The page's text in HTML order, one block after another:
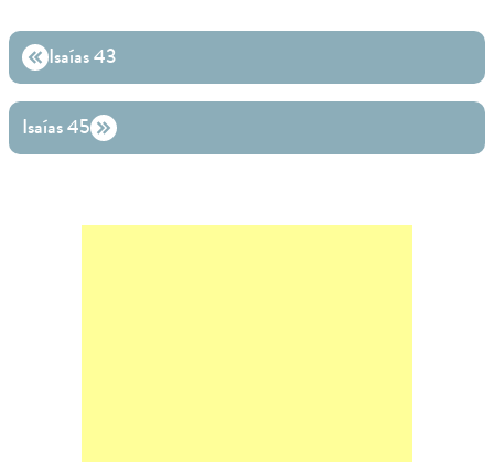
Isaías 43
Isaías 45